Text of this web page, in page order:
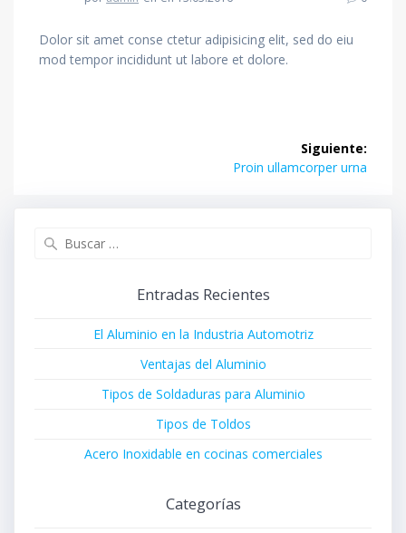
Dolor sit amet conse ctetur adipisicing elit, sed do eiu
mod tempor incididunt ut labore et dolore.
Siguiente:
Siguiente
Proin ullamcorper urna
Entradas Recientes
El Aluminio en la Industria Automotriz
Ventajas del Aluminio
Tipos de Soldaduras para Aluminio
Tipos de Toldos
Acero Inoxidable en cocinas comerciales
Categorías